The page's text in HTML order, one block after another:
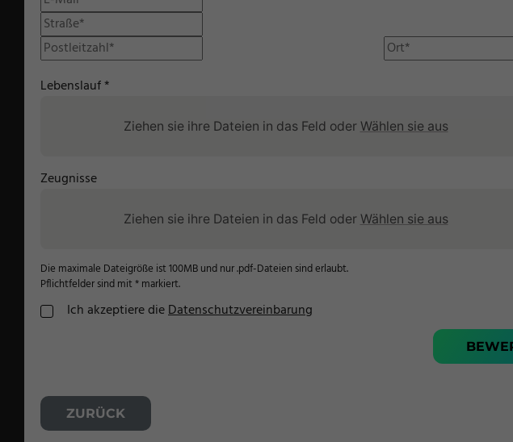
Bekleidung, Strickwaren
und Mode
Militärtextilien
Papier & Folie
Wandverkleidung
und -
Lebenslauf *
Ziehen sie ihre Dateien in das Feld oder Wählen sie aus
Zeugnisse
Ziehen sie ihre Dateien in das Feld oder Wählen sie aus
Die maximale Dateigröße ist 100MB und nur .pdf-Dateien sind erlaubt.
Pflichtfelder sind mit * markiert.
Ich akzeptiere dieDatenschutzvereinbarung
ZURÜCK